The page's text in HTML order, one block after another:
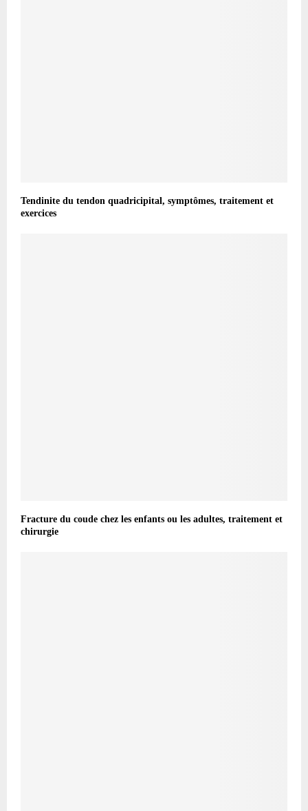
Tendinite du tendon quadricipital, symptômes, traitement et
exercices
Fracture du coude chez les enfants ou les adultes, traitement et
chirurgie